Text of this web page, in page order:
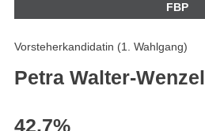
FBP
Vorsteherkandidatin (1. Wahlgang)
Petra Walter-Wenzel
42.7%